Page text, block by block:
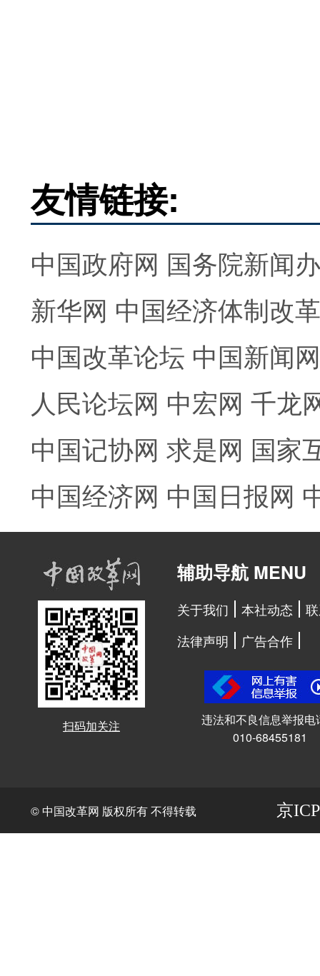
友情链接:
中国政府网 国务院新闻
新华网 中国经济体制改
中国改革论坛 中国新闻网
人民论坛网 中宏网 千龙
中国记协网 求是网 国家
中国经济网 中国日报网
扫码加关注
辅助导航 MENU
关于我们 本社动态
法律声明
广告合作
违法和不良信息举报电
010-68455181
© 中国改革网 版权所有 不得转载 京